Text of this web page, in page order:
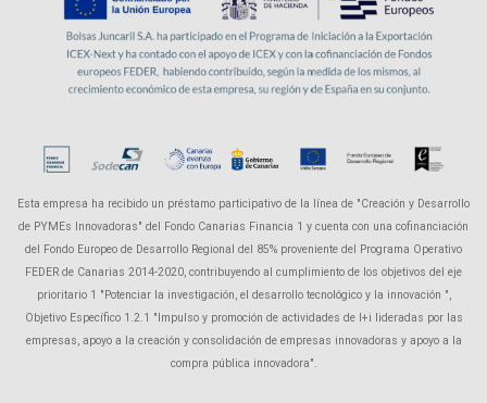
Esta empresa ha recibido un préstamo participativo de la línea de "Creación y Desarrollo
de PYMEs Innovadoras" del Fondo Canarias Financia 1 y cuenta con una cofinanciación
del Fondo Europeo de Desarrollo Regional del 85% proveniente del Programa Operativo
FEDER de Canarias 2014-2020, contribuyendo al cumplimiento de los objetivos del eje
prioritario 1 "Potenciar la investigación, el desarrollo tecnológico y la innovación ",
Objetivo Específico 1.2.1 "Impulso y promoción de actividades de I+i lideradas por las
empresas, apoyo a la creación y consolidación de empresas innovadoras y apoyo a la
compra pública innovadora".